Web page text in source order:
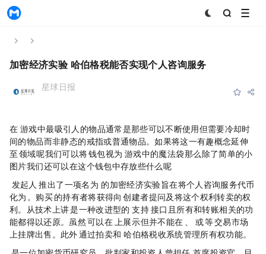
加密经济实验Orb Land：600%哈伯格税能否实现个人咨询服务？
星球日报
在「World Of Warcraft」游戏中，最吸引人的物品通常是那些可以不断使用但需要冷却时
间的物品，而非静态的戒指或普通物品。如果将这一有趣概念延伸
至 NFT 领域呢？我们可以将 NFT 钱包视为「World Of Warcraft」游戏中的魔法袋，那么除了简单的小
图片，我们还可以在这个钱包中存放些什么呢？
Taproot Wizards 发起人 Eric Wall 推出了一项名为「 Orb Land 」的加密经济实验，旨在将个人咨询服务代币
化为 NFT。购买 Orb 的持有者将获得向 Orb 创建者提问及将这个权利转卖的权
利。从技术上讲，Orb 是一种改进型的 ERC-721 ，支持 ERC-721 接口，且所有和转账相关的功
能都得以还原。虽然 Orb 可以在 OpenSea 上展示，但并不能在 OpenSea、Sudoswap 或 Blur 等 NFT 交易市场
上挂牌出售。此外，Orb 通过拍卖和 Harberger 哈伯格税收系统管理所有权功能。